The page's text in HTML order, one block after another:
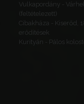
Vulkapordány -
(feltételezett)
Cibakháza - Kiserőd,
erődítések
Kurityán - Pálos